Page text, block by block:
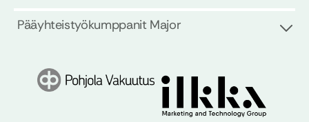
Pääyhteistyökumppanit Major